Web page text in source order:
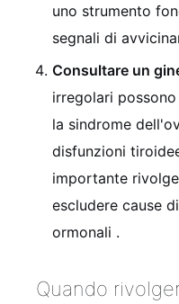
uno strumento
segnali di
Consultare un
irregolari
la sindrome
disfunzioni
importante
escludere cause
ormonali .
Quando